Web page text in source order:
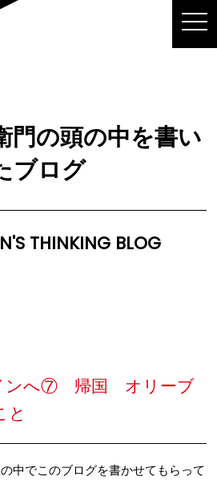
門の頭の中を書い
ブログ
THINKING BLOG
ンへ⑦ 帰国 オリーブ
と
中でこのブログを書かせてもらって